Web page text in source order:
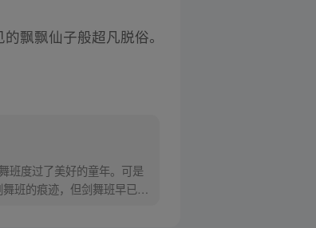
飘飘仙子般超凡脱俗。
班度过了美好的童年。可是
班的痕迹，但剑舞班早已消